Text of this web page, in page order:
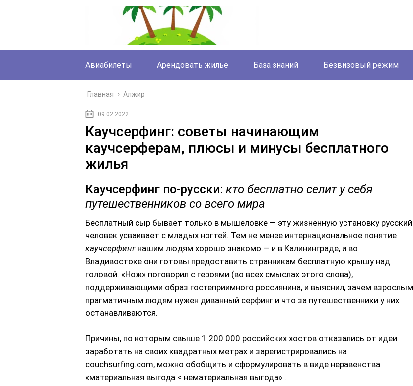
Авиабилеты Арендовать жилье База знаний Безвизовый режим
Главная › Алжир
09.02.2022
Каучсерфинг: советы начинающим
каучсерферам, плюсы и минусы бесплатного
жилья
Каучсерфинг по-русски: кто бесплатно селит у себя
путешественников со всего мира
Бесплатный сыр бывает только в мышеловке — эту жизненную установку русский
человек усваивает с младых ногтей. Тем не менее интернациональное понятие
каучсерфингнашим людям хорошо знакомо — и в Калининграде, и во
Владивостоке они готовы предоставить странникам бесплатную крышу над
головой. «Нож» поговорил с героями (во всех смыслах этого слова),
поддерживающими образ гостеприимного россиянина, и выяснил, зачем взрослым
прагматичным людям нужен диванный серфинг и что за путешественники у них
останавливаются.
Причины, по которым свыше 1 200 000 российских хостов отказались от идеи
заработать на своих квадратных метрах и зарегистрировались на
couchsurfing.com, можно обобщить и сформулировать в виде неравенства
«материальная выгода < нематериальная выгода» .